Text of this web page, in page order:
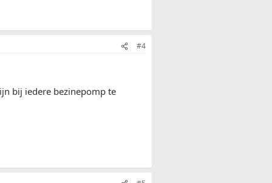
#4
bij iedere bezinepomp te